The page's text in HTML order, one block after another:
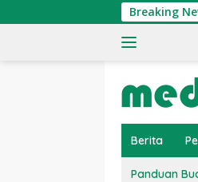
ke
Breaking
Berita
Panduan